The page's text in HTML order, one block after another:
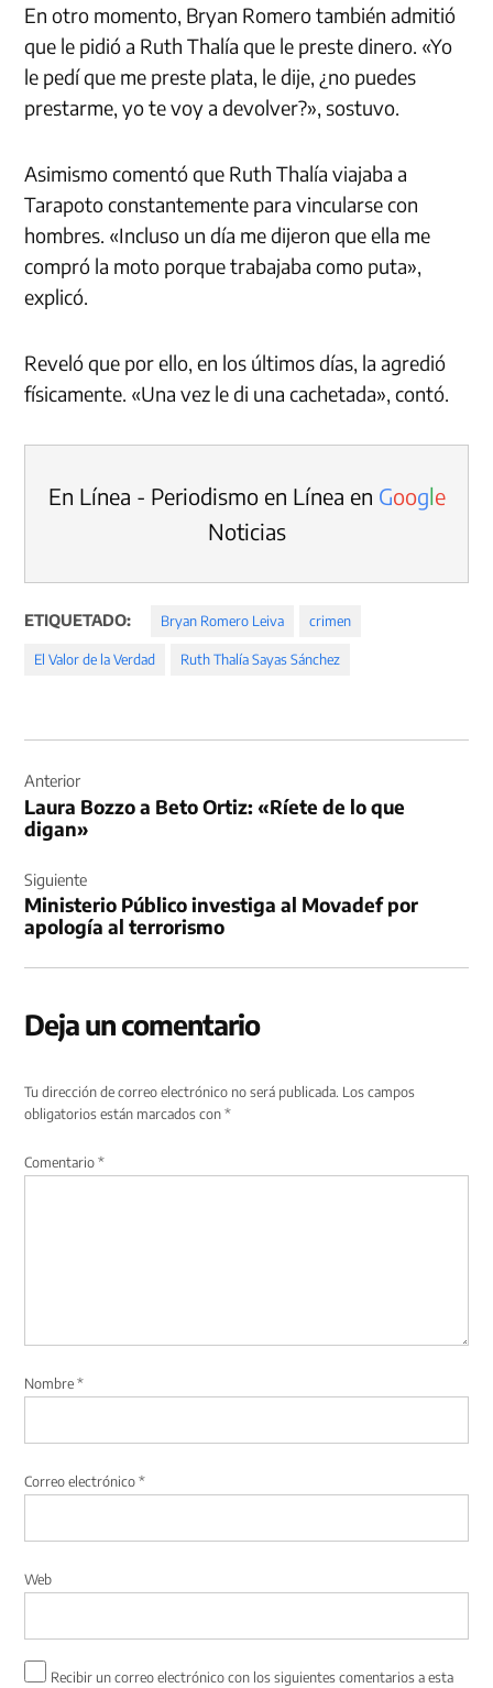
En otro momento, Bryan Romero también admitió
que le pidió a Ruth Thalía que le preste dinero. «Yo
le pedí que me preste plata, le dije, ¿no puedes
prestarme, yo te voy a devolver?», sostuvo.
Asimismo comentó que Ruth Thalía viajaba a
Tarapoto constantemente para vincularse con
hombres. «Incluso un día me dijeron que ella me
compró la moto porque trabajaba como puta»,
explicó.
Reveló que por ello, en los últimos días, la agredió
físicamente. «Una vez le di una cachetada», contó.
En Línea - Periodismo en Línea en Google
Noticias
ETIQUETADO: Bryan Romero Leiva crimen
El Valor de la Verdad Ruth Thalía Sayas Sánchez
de
entradas
Anterior
Laura Bozzo a Beto Ortiz: «Ríete de lo que
digan»
Siguiente
Ministerio Público investiga al Movadef por
apología al terrorismo
Deja un comentario
Tu dirección de correo electrónico no será publicada. Los campos
obligatorios están marcados con*
Comentario*
Nombre*
Correo electrónico*
Web
Recibir un correo electrónico con los siguientes comentarios a esta